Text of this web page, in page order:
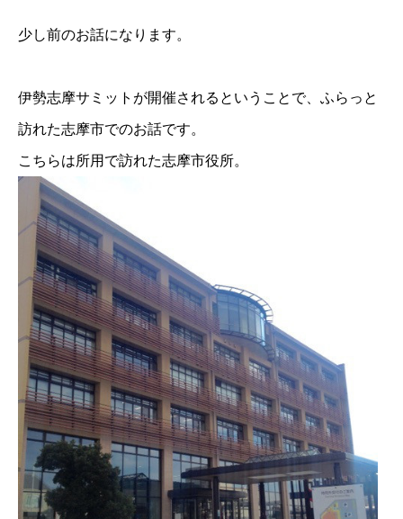
少し前のお話になります。
伊勢志摩サミットが開催されるということで、ふらっと
訪れた志摩市でのお話です。
こちらは所用で訪れた志摩市役所。